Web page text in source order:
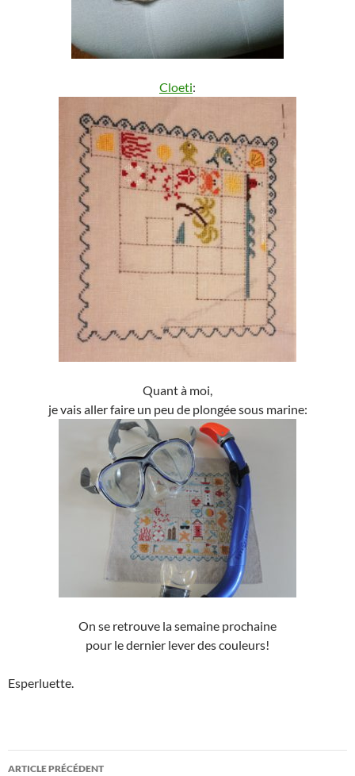
Cloeti:
Quant à moi,
je vais aller faire un peu de plongée sous marine:
On se retrouve la semaine prochaine
pour le dernier lever des couleurs!
Esperluette.
Navigation
ARTICLE PRÉCÉDENT